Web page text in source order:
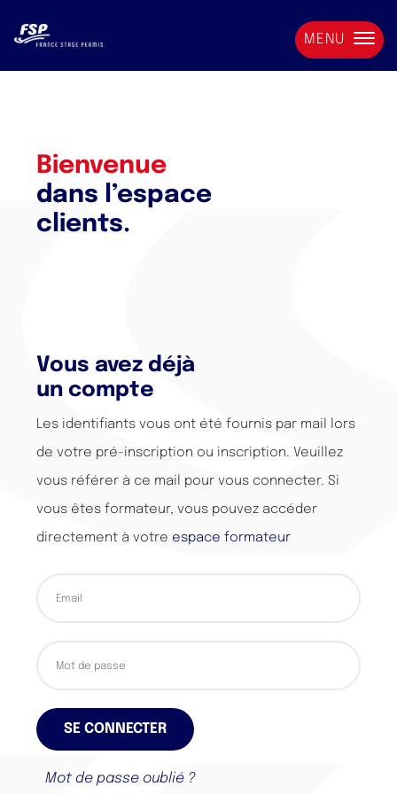
MENU
Bienvenue
dans l’espace
clients.
Vous avez déjà
un compte
Les identifiants vous ont été fournis par mail lors
de votre pré-inscription ou inscription. Veuillez
vous référer à ce mail pour vous connecter. Si
vous êtes formateur, vous pouvez accéder
directement à votre espace formateur
SE CONNECTER
Mot de passe oublié ?